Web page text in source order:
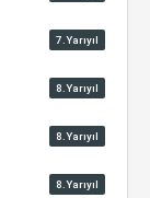
7.Yarıyıl
8.Yarıyıl
8.Yarıyıl
8.Yarıyıl